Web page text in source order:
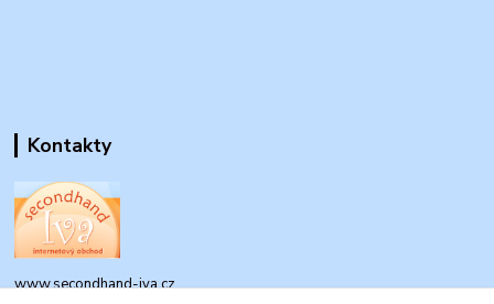
Kontakty
www.secondhand-iva.cz